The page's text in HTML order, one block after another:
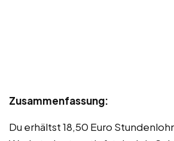
Zusammenfassung:
Du erhältst 18,50 Euro